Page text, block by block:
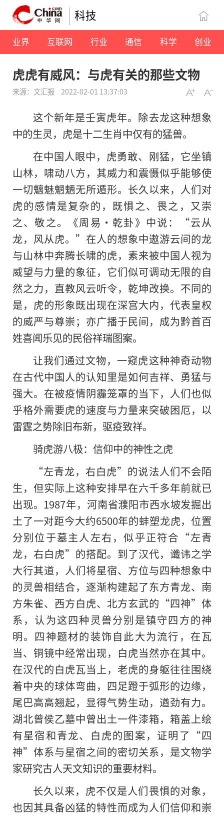
科技
业界 互联网 行业 通信 科学 创业
虎虎有威风：与虎有关的那些文物
来源：文汇报 2022-02-01 13:37:03
这个新年是壬寅虎年。除去龙这种想象
中的生灵，虎是十二生肖中仅有的猛兽。
在中国人眼中，虎勇敢、刚猛，它坐镇
山林，啸动八方，其威力和震慑似乎能够使
一切魑魅魍魉无所遁形。长久以来，人们对
虎的感情是复杂的，既惧之、畏之，又崇
之、敬之。《周易·乾卦》中说：“云从
龙，风从虎。”在人的想象中遨游云间的龙
与山林中奔腾长啸的虎，素来被中国人视为
威望与力量的象征，它们似可调动无限的自
然之力，直教风云听令，乾坤改换。不同的
是，虎的形象既出现在深宫大内，代表皇权
的威严与尊崇；亦广播于民间，成为黔首百
姓喜闻乐见的民俗祥瑞图案。
让我们通过文物，一窥虎这种神奇动物
在古代中国人的认知里是如何吉祥、勇猛与
强大。在被疫情阴霾笼罩的当下，人们也似
乎格外需要虎的速度与力量来突破困厄，以
雷霆之势除旧布新，驱疫致祥。
骑虎游八极：信仰中的神性之虎
“左青龙，右白虎”的说法人们不会陌
生，但实际上这种安排早在六千多年前就已
出现。1987年，河南省濮阳市西水坡发掘出
土了一对距今大约6500年的蚌塑龙虎，位置
分别位于墓主人左右，似乎正符合“左青
龙，右白虎”的搭配。到了汉代，谶讳之学
大行其道，人们将星宿、方位与四种想象中
的灵兽相结合，逐渐构建起了东方青龙、南
方朱雀、西方白虎、北方玄武的“四神”体
系，认为这四种灵兽分别是镇守四方的神
明。四神题材的装饰自此大为流行，在瓦
当、铜镜中经常出现，白虎当然亦在其中。
在汉代的白虎瓦当上，老虎的身躯往往围绕
着中央的球体弯曲，四足蹬于弧形的边缘，
尾巴高高翘起，显得气势生动，遒劲有力。
湖北曾侯乙墓中曾出土一件漆箱，箱盖上绘
有星宿和青龙、白虎的图案，证明了“四
神”体系与星宿之间的密切关系，是文物学
家研究古人天文知识的重要材料。
长久以来，虎不仅是人们畏惧的对象，
也因其具备凶猛的特性而成为人们信仰和崇